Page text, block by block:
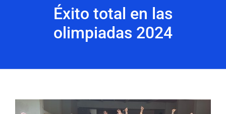
Atención y Servicios a la Ciudadanía
Éxito total en las
olimpiadas 2024